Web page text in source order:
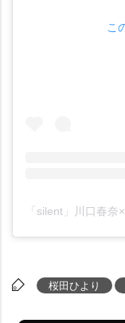
こ
桜田ひより